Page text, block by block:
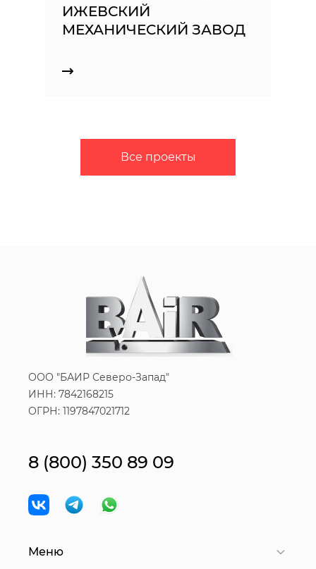
ИЖЕВСКИЙ
МЕХАНИЧЕСКИЙ ЗАВОД
Все проекты
ООО "БАИР Северо-Запад"
ИНН: 7842168215
ОГРН: 1197847021712
8 (800) 350 89 09
Меню